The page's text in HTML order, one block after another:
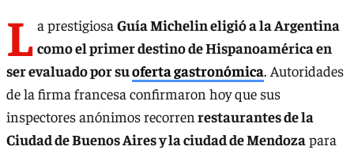
L a prestigiosa Guía Michelin eligió a la Argentina
como el primer destino de Hispanoamérica en
ser evaluado por suoferta gastronómica. Autoridades
de la firma francesa confirmaron hoy que sus
inspectores anónimos recorren restaurantes de la
Ciudad de Buenos Aires y la ciudad de Mendozapara